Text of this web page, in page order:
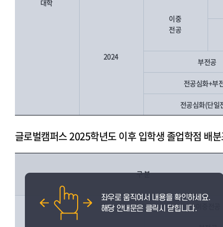
대학
2024
이중
전공
부전공
전공심화+부
전공심화(단일
글로벌캠퍼스 2025학년도 이후 입학생 졸업학점 배
구 분